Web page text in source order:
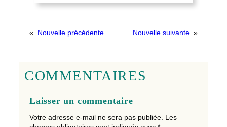
« Nouvelle précédente Nouvelle suivante »
COMMENTAIRES
Laisser un commentaire
Votre adresse e-mail ne sera pas publiée. Les